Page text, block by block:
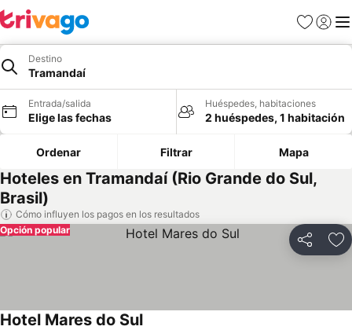
Favoritos
Iniciar
Destino
Tramandaí
Entrada/salida
Elige las fechas
Huéspedes, habitaciones
2 huéspedes, 1 habitación
Ordenar Filtrar Mapa
Hoteles en Tramandaí (Rio Grande do Sul,
Brasil)
Cómo influyen los pagos en los resultados
Compartir
Opción popular
Hotel Mares do Sul